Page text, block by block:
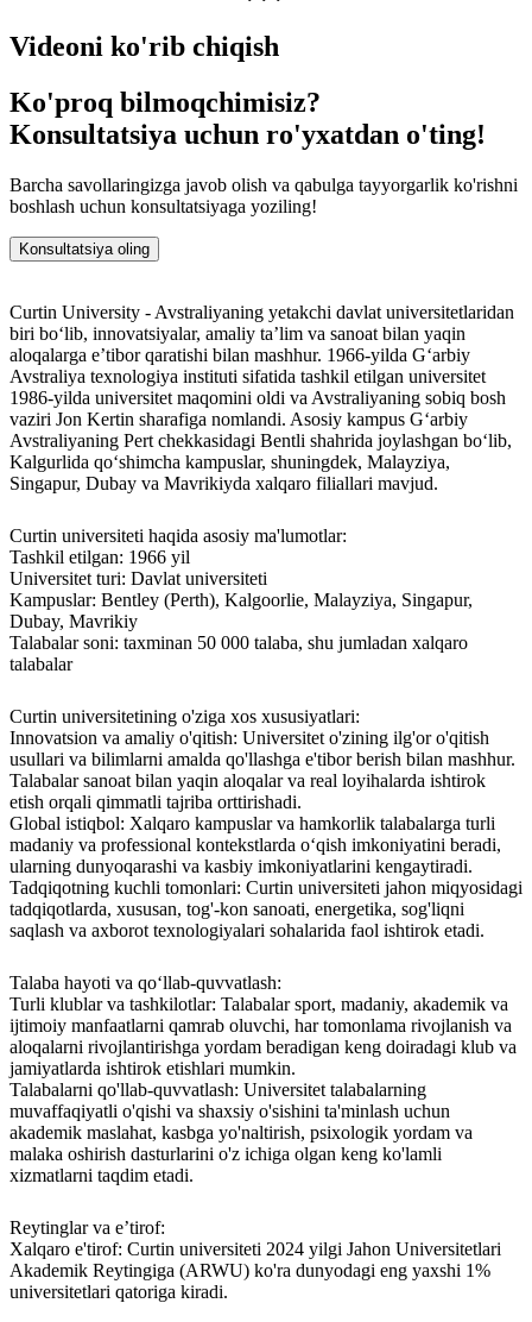
Talabalarni qo'llab-quvvatlash:
Muvaffaqiyatli ishga joylashish uchun akademik va martaba
yordami
Curtin University - innovatsion ta’lim, xalqaro tajriba va keng
karyera imkoniyatlarini izlayotgan talabalar uchun juda mos keladi.
Videoni ko'rib chiqish
Ko'proq bilmoqchimisiz?
Konsultatsiya uchun ro'yxatdan o'ting!
Barcha savollaringizga javob olish va qabulga tayyorgarlik ko'rishni
boshlash uchun konsultatsiyaga yoziling!
Konsultatsiya oling
Curtin University - Avstraliyaning yetakchi davlat universitetlaridan
biri bo‘lib, innovatsiyalar, amaliy ta’lim va sanoat bilan yaqin
aloqalarga e’tibor qaratishi bilan mashhur. 1966-yilda G‘arbiy
Avstraliya texnologiya instituti sifatida tashkil etilgan universitet
1986-yilda universitet maqomini oldi va Avstraliyaning sobiq bosh
vaziri Jon Kertin sharafiga nomlandi. Asosiy kampus G‘arbiy
Avstraliyaning Pert chekkasidagi Bentli shahrida joylashgan bo‘lib,
Kalgurlida qo‘shimcha kampuslar, shuningdek, Malayziya,
Singapur, Dubay va Mavrikiyda xalqaro filiallari mavjud.
Curtin universiteti haqida asosiy ma'lumotlar:
Tashkil etilgan: 1966 yil
Universitet turi: Davlat universiteti
Kampuslar: Bentley (Perth), Kalgoorlie, Malayziya, Singapur,
Dubay, Mavrikiy
Talabalar soni: taxminan 50 000 talaba, shu jumladan xalqaro
talabalar
Curtin universitetining o'ziga xos xususiyatlari:
Innovatsion va amaliy o'qitish: Universitet o'zining ilg'or o'qitish
usullari va bilimlarni amalda qo'llashga e'tibor berish bilan mashhur.
Talabalar sanoat bilan yaqin aloqalar va real loyihalarda ishtirok
etish orqali qimmatli tajriba orttirishadi.
Global istiqbol: Xalqaro kampuslar va hamkorlik talabalarga turli
madaniy va professional kontekstlarda o‘qish imkoniyatini beradi,
ularning dunyoqarashi va kasbiy imkoniyatlarini kengaytiradi.
Tadqiqotning kuchli tomonlari: Curtin universiteti jahon miqyosidagi
tadqiqotlarda, xususan, tog'-kon sanoati, energetika, sog'liqni
saqlash va axborot texnologiyalari sohalarida faol ishtirok etadi.
Talaba hayoti va qo‘llab-quvvatlash:
Turli klublar va tashkilotlar: Talabalar sport, madaniy, akademik va
ijtimoiy manfaatlarni qamrab oluvchi, har tomonlama rivojlanish va
aloqalarni rivojlantirishga yordam beradigan keng doiradagi klub va
jamiyatlarda ishtirok etishlari mumkin.
Talabalarni qo'llab-quvvatlash: Universitet talabalarning
muvaffaqiyatli o'qishi va shaxsiy o'sishini ta'minlash uchun
akademik maslahat, kasbga yo'naltirish, psixologik yordam va
malaka oshirish dasturlarini o'z ichiga olgan keng ko'lamli
xizmatlarni taqdim etadi.
Reytinglar va e’tirof:
Xalqaro e'tirof: Curtin universiteti 2024 yilgi Jahon Universitetlari
Akademik Reytingiga (ARWU) ko'ra dunyodagi eng yaxshi 1%
universitetlari qatoriga kiradi.